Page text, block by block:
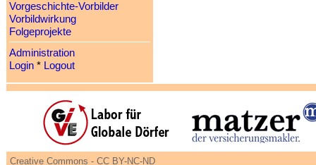
Vorgeschichte-Vorbilder
Vorbildwirkung
Folgeprojekte
Administration
Login* Logout
Creative Commons - CC BY-NC-ND